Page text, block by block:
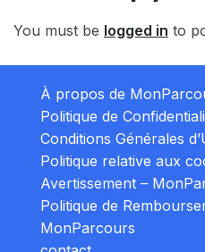
You must be logged in to
À propos de
Politique de
Conditions Générales
Politique relative aux
Avertissement –
Politique de
MonParcours